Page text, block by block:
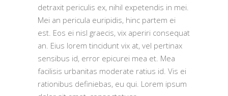
detraxit periculis ex, nihil expetendis in mei.
Mei an pericula euripidis, hinc partem ei
est. Eos ei nisl graecis, vix aperiri consequat
an. Eius lorem tincidunt vix at, vel pertinax
sensibus id, error epicurei mea et. Mea
facilisis urbanitas moderate ratius id. Vis ei
rationibus definiebas, eu qui. Lorem ipsum